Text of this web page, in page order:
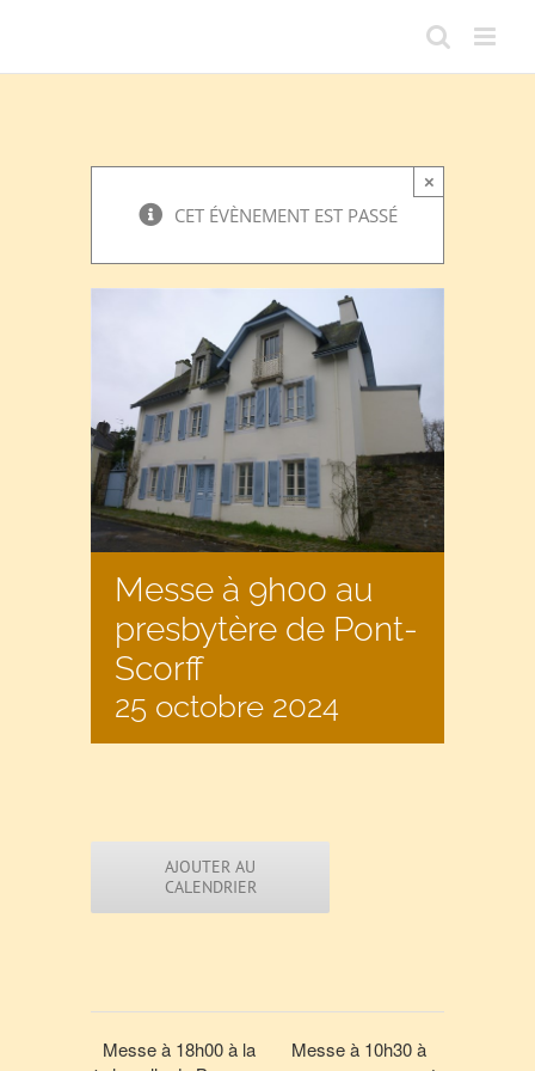
CET ÉVÈNEMENT EST PASSÉ
×
Messe à 9h00 au
presbytère de Pont-
Scorff
25 octobre 2024
AJOUTER AU
CALENDRIER
Messe à 18h00 à la
Messe à 10h30 à